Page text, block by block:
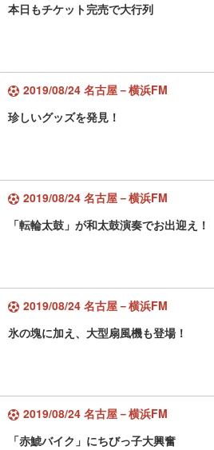
本日もチケット完売で大行列
2019/08/24 名古屋－横浜FM
珍しいグッズを発見！
2019/08/24 名古屋－横浜FM
「転輪太鼓」が和太鼓演奏でお出迎え！
2019/08/24 名古屋－横浜FM
氷の塊に加え、大型扇風機も登場！
2019/08/24 名古屋－横浜FM
「赤鯱バイク」にちびっ子大興奮